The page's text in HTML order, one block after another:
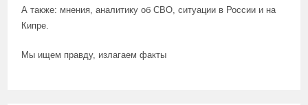
А также: мнения, аналитику об СВО, ситуации в России и на
Кипре.
Мы ищем правду, излагаем факты